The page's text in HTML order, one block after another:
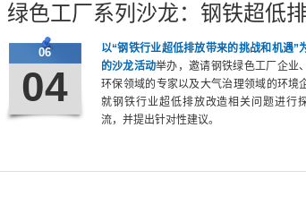
绿色工厂系列沙龙：钢铁超低
06
04
以“钢铁行业超低排放带来的挑战和机遇”
的沙龙活动举办，邀请钢铁绿色工厂企业
环保领域的专家以及大气治理领域的环境
就钢铁行业超低排放改造相关问题进行
流，并提出针对性建议。